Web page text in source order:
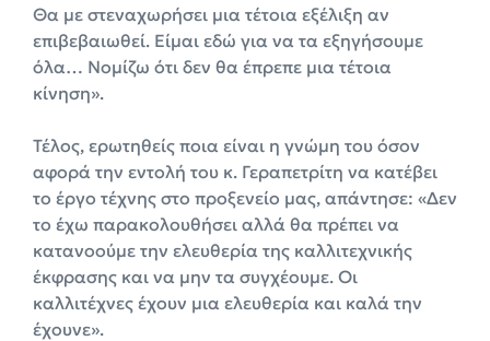
Θα με στεναχωρήσει μια τέτοια εξέλιξη αν
επιβεβαιωθεί. Είμαι εδώ για να τα εξηγήσουμε
όλα… Νομίζω ότι δεν θα έπρεπε μια τέτοια
κίνηση».
Τέλος, ερωτηθείς ποια είναι η γνώμη του όσον
αφορά την εντολή του κ. Γεραπετρίτη να κατέβει
το έργο τέχνης στο προξενείο μας, απάντησε: «Δεν
το έχω παρακολουθήσει αλλά θα πρέπει να
κατανοούμε την ελευθερία της καλλιτεχνικής
έκφρασης και να μην τα συγχέουμε. Οι
καλλιτέχνες έχουν μια ελευθερία και καλά την
έχουνε».